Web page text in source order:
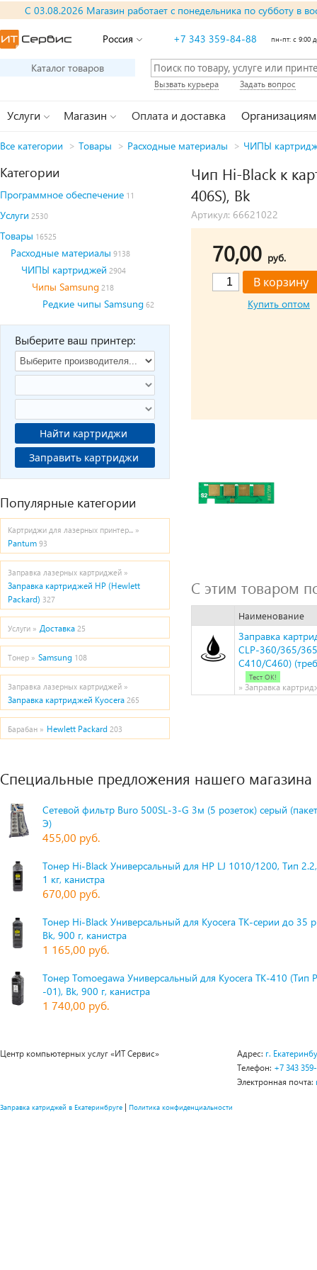
С 03.08.2026 Магазин работает с понедельника по субботу в
Россия +7 343 359-84-88 пн-пт: с 9:00
Каталог товаров
Вызвать курьера Задать вопрос
Услуги Магазин Оплата и доставка Организациям
Все категории > Товары > Расходные материалы > ЧИПЫ
Категории
Программное обеспечение 11
Услуги 2530
Товары 16525
Расходные материалы 9138
ЧИПЫ картриджей 2904
Чипы Samsung 218
Редкие чипы Samsung 62
Выберите ваш принтер:
Найти картриджи
Заправить картриджи
Популярные категории
Картриджи для лазерных принтер... »
Pantum 93
Заправка лазерных картриджей »
Заправка картриджей HP (Hewlett
Packard) 327
Услуги » Доставка 25
Тонер » Samsung 108
Заправка лазерных картриджей »
Заправка картриджей Kyocera 265
Барабан » Hewlett Packard 203
Чип Hi-Black к
406S), Bk
Артикул: 66621022
70,00 руб.
Купить оптом
С этим товаром
Наименование
Заправка
CLP-360/365/
C410/C460)
Тест ОК!
» Заправка
Специальные предложения нашего магазина
Сетевой фильтр Buro 500SL-3-G 3м (5 розеток) серый
Э)
455,00 руб.
Тонер Hi-Black Универсальный для HP LJ 1010/1200, Тип
1 кг, канистра
670,00 руб.
Тонер Hi-Black Универсальный для Kyocera TK-серии до 35
Bk, 900 г, канистра
1 165,00 руб.
Тонер Tomoegawa Универсальный для Kyocera TK-410 (Тип
-01), Bk, 900 г, канистра
1 740,00 руб.
Центр компьютерных услуг «ИТ Сервис» Адрес: г.
Телефон: +7 343
Электронная почта:
Заправка катриджей в Екатеринбруге | Политика конфиденциальности